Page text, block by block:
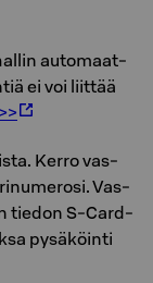
au­to­maat­
ei voi liit­tää
Kerro vas­
Vas­
tie­don S-Card-
py­sä­köin­ti